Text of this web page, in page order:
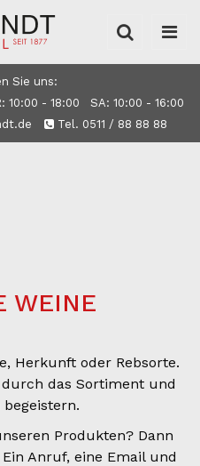
Sie uns:
10:00 - 18:00 SA: 10:00 - 16:00
Tel. 0511 / 88 88 88
WEINE
Herkunft oder Rebsorte.
das Sortiment und
Produkten? Dann
Anruf, eine Email und